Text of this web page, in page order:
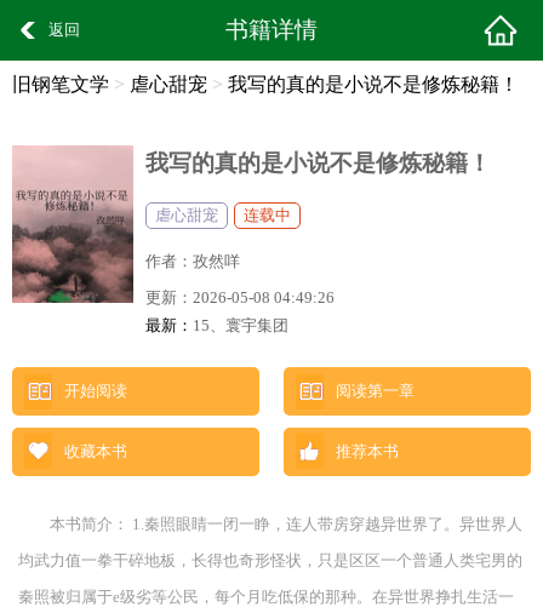
返回 书籍详情
旧钢笔文学 > 虐心甜宠 > 我写的真的是小说不是修炼秘籍！
我写的真的是小说不是修炼秘籍！
虐心甜宠 连载中
作者： 孜然咩
更新： 2026-05-08 04:49:26
最新： 15、寰宇集团
开始阅读 阅读第一章
收藏本书 推荐本书
本书简介： 1.秦照眼睛一闭一睁，连人带房穿越异世界了。异世界人
均武力值一拳干碎地板，长得也奇形怪状，只是区区一个普通人类宅男的
秦照被归属于e级劣等公民，每个月吃低保的那种。在异世界挣扎生活一